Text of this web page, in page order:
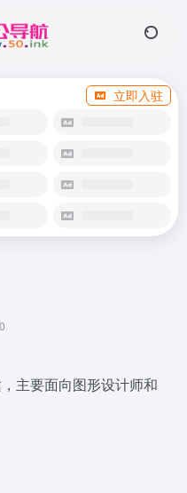
立即入驻
0
主要面向图形设计师和